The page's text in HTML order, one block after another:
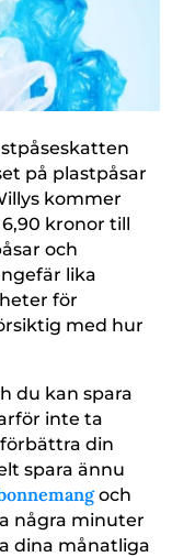
på plastpåsar
kommer
kronor till
och
lika
för
med hur
du kan spara
inte ta
din
spara ännu
och
några minuter
dina månatliga